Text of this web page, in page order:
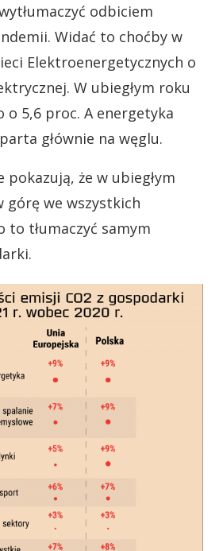
odbiciem
Widać to choćby w
Elektroenergetycznych o
W ubiegłym roku
o 5,6 proc. A energetyka
głównie na węglu.
pokazują, że w ubiegłym
górę we wszystkich
to tłumaczyć samym